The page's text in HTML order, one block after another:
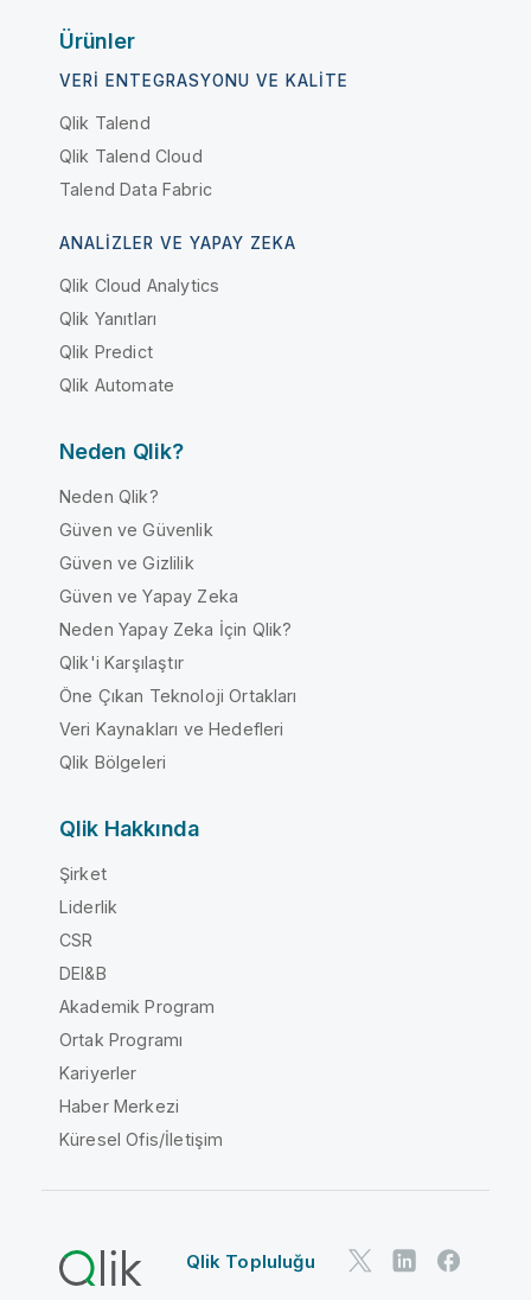
Ürünler
VERI ENTEGRASYONU VE KALITE
Qlik Talend
Qlik Talend Cloud
Talend Data Fabric
ANALIZLER VE YAPAY ZEKA
Qlik Cloud Analytics
Qlik Yanıtları
Qlik Predict
Qlik Automate
Neden Qlik?
Neden Qlik?
Güven ve Güvenlik
Güven ve Gizlilik
Güven ve Yapay Zeka
Neden Yapay Zeka İçin Qlik?
Qlik'i Karşılaştır
Öne Çıkan Teknoloji Ortakları
Veri Kaynakları ve Hedefleri
Qlik Bölgeleri
Qlik Hakkında
Şirket
Liderlik
CSR
DEI&B
Akademik Program
Ortak Programı
Kariyerler
Haber Merkezi
Küresel Ofis/İletişim
Qlik Topluluğu